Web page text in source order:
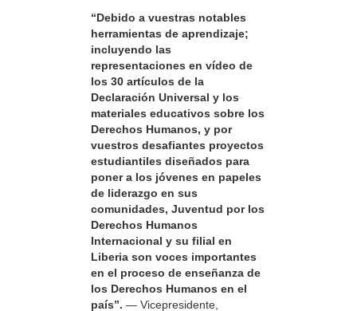
“Debido a vuestras notables
herramientas de aprendizaje;
incluyendo las
representaciones en vídeo de
los 30 artículos de la
Declaración Universal y los
materiales educativos sobre los
Derechos Humanos, y por
vuestros desafiantes proyectos
estudiantiles diseñados para
poner a los jóvenes en papeles
de liderazgo en sus
comunidades, Juventud por los
Derechos Humanos
Internacional y su filial en
Liberia son voces importantes
en el proceso de enseñanza de
los Derechos Humanos en el
país”. — Vicepresidente,